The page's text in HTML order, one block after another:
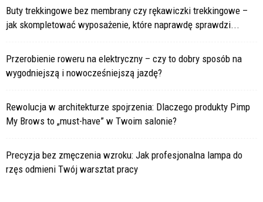
Buty trekkingowe bez membrany czy rękawiczki trekkingowe –
jak skompletować wyposażenie, które naprawdę sprawdzi...
Przerobienie roweru na elektryczny – czy to dobry sposób na
wygodniejszą i nowocześniejszą jazdę?
Rewolucja w architekturze spojrzenia: Dlaczego produkty Pimp
My Brows to „must-have” w Twoim salonie?
Precyzja bez zmęczenia wzroku: Jak profesjonalna lampa do
rzęs odmieni Twój warsztat pracy